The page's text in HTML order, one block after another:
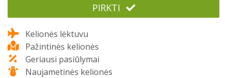
PIRKTI
Kelionės lėktuvu
Pažintinės kelionės
Geriausi pasiūlymai
Naujametinės kelionės